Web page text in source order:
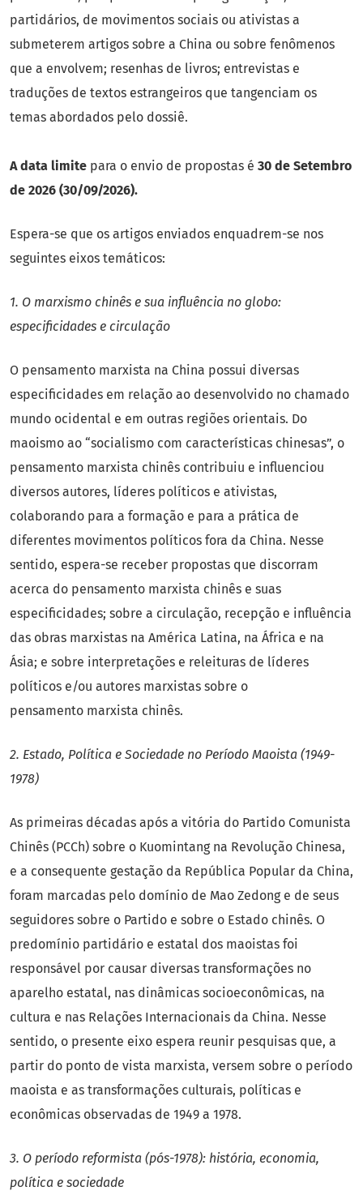
partidários, de movimentos sociais ou ativistas a
submeterem artigos sobre a China ou sobre fenômenos
que a envolvem; resenhas de livros; entrevistas e
traduções de textos estrangeiros que tangenciam os
temas abordados pelo dossiê.
A data limite para o envio de propostas é 30 de Setembro
de 2026 (30/09/2026).
Espera-se que os artigos enviados enquadrem-se nos
seguintes eixos temáticos:
1. O marxismo chinês e sua influência no globo:
especificidades e circulação
O pensamento marxista na China possui diversas
especificidades em relação ao desenvolvido no chamado
mundo ocidental e em outras regiões orientais. Do
maoismo ao “socialismo com características chinesas”, o
pensamento marxista chinês contribuiu e influenciou
diversos autores, líderes políticos e ativistas,
colaborando para a formação e para a prática de
diferentes movimentos políticos fora da China. Nesse
sentido, espera-se receber propostas que discorram
acerca do pensamento marxista chinês e suas
especificidades; sobre a circulação, recepção e influência
das obras marxistas na América Latina, na África e na
Ásia; e sobre interpretações e releituras de líderes
políticos e/ou autores marxistas sobre o
pensamento marxista chinês.
2. Estado, Política e Sociedade no Período Maoista (1949-
1978)
As primeiras décadas após a vitória do Partido Comunista
Chinês (PCCh) sobre o Kuomintang na Revolução Chinesa,
e a consequente gestação da República Popular da China,
foram marcadas pelo domínio de Mao Zedong e de seus
seguidores sobre o Partido e sobre o Estado chinês. O
predomínio partidário e estatal dos maoistas foi
responsável por causar diversas transformações no
aparelho estatal, nas dinâmicas socioeconômicas, na
cultura e nas Relações Internacionais da China. Nesse
sentido, o presente eixo espera reunir pesquisas que, a
partir do ponto de vista marxista, versem sobre o período
maoista e as transformações culturais, políticas e
econômicas observadas de 1949 a 1978.
3. O período reformista (pós-1978): história, economia,
política e sociedade